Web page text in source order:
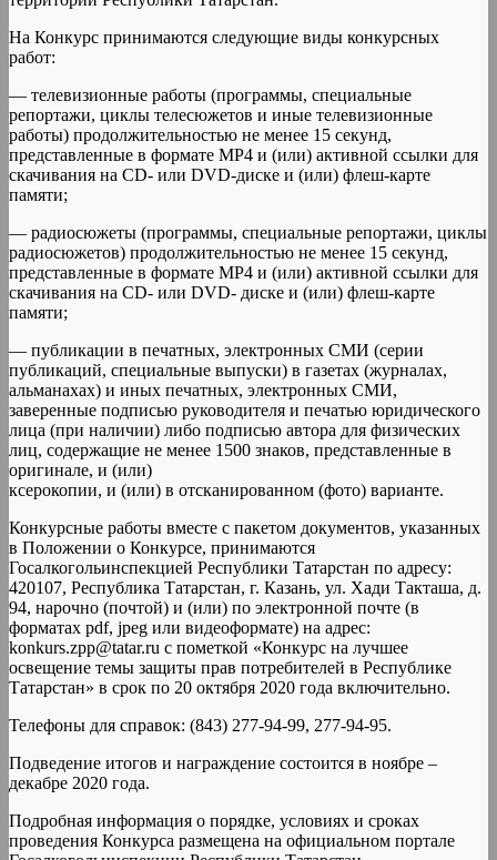
На Конкурс принимаются следующие виды конкурсных
работ:
— телевизионные работы (программы, специальные
репортажи, циклы телесюжетов и иные телевизионные
работы) продолжительностью не менее 15 секунд,
представленные в формате МР4 и (или) активной ссылки для
скачивания на CD- или DVD-диске и (или) флеш-карте
памяти;
— радиосюжеты (программы, специальные репортажи, циклы
радиосюжетов) продолжительностью не менее 15 секунд,
представленные в формате МР4 и (или) активной ссылки для
скачивания на CD- или DVD- диске и (или) флеш-карте
памяти;
— публикации в печатных, электронных СМИ (серии
публикаций, специальные выпуски) в газетах (журналах,
альманахах) и иных печатных, электронных СМИ,
заверенные подписью руководителя и печатью юридического
лица (при наличии) либо подписью автора для физических
лиц, содержащие не менее 1500 знаков, представленные в
оригинале, и (или)
ксерокопии, и (или) в отсканированном (фото) варианте.
Конкурсные работы вместе с пакетом документов, указанных
в Положении о Конкурсе, принимаются
Госалкогольинспекцией Республики Татарстан по адресу:
420107, Республика Татарстан, г. Казань, ул. Хади Такташа, д.
94, нарочно (почтой) и (или) по электронной почте (в
форматах pdf, jpeg или видеоформате) на адрес:
konkurs.zpp@tatar.ru с пометкой «Конкурс на лучшее
освещение темы защиты прав потребителей в Республике
Татарстан» в срок по 20 октября 2020 года включительно.
Телефоны для справок: (843) 277-94-99, 277-94-95.
Подведение итогов и награждение состоится в ноябре –
декабре 2020 года.
Подробная информация о порядке, условиях и сроках
проведения Конкурса размещена на официальном портале